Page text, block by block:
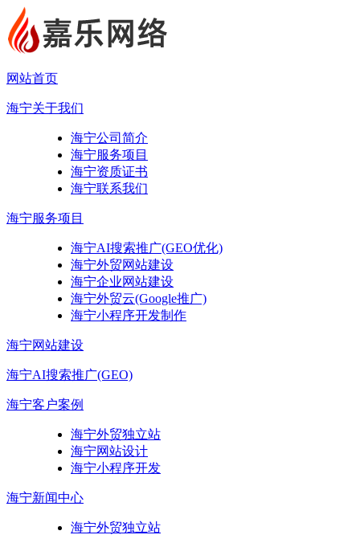
网站首页
海宁关于我们
海宁公司简介
海宁服务项目
海宁资质证书
海宁联系我们
海宁服务项目
海宁AI搜索推广(GEO优化)
海宁外贸网站建设
海宁企业网站建设
海宁外贸云(Google推广)
海宁小程序开发制作
海宁网站建设
海宁AI搜索推广(GEO)
海宁客户案例
海宁外贸独立站
海宁网站设计
海宁小程序开发
海宁新闻中心
海宁外贸独立站